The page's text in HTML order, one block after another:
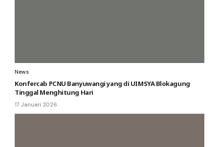
News
Konfercab PCNU Banyuwangi yang di UIMSYA Blokagung
Tinggal Menghitung Hari
17 Januari 2026